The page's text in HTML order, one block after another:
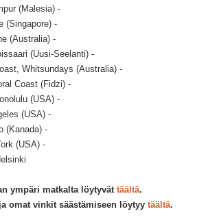
(Malesia) -
(Singapore) -
(Australia) -
(Uusi-Seelanti) -
Whitsundays (Australia) -
Coast (Fidzi) -
(USA) -
(USA) -
(Kanada) -
(USA) -
ympäri matkalta löytyvät täältä.
omat vinkit säästämiseen löytyy täältä.